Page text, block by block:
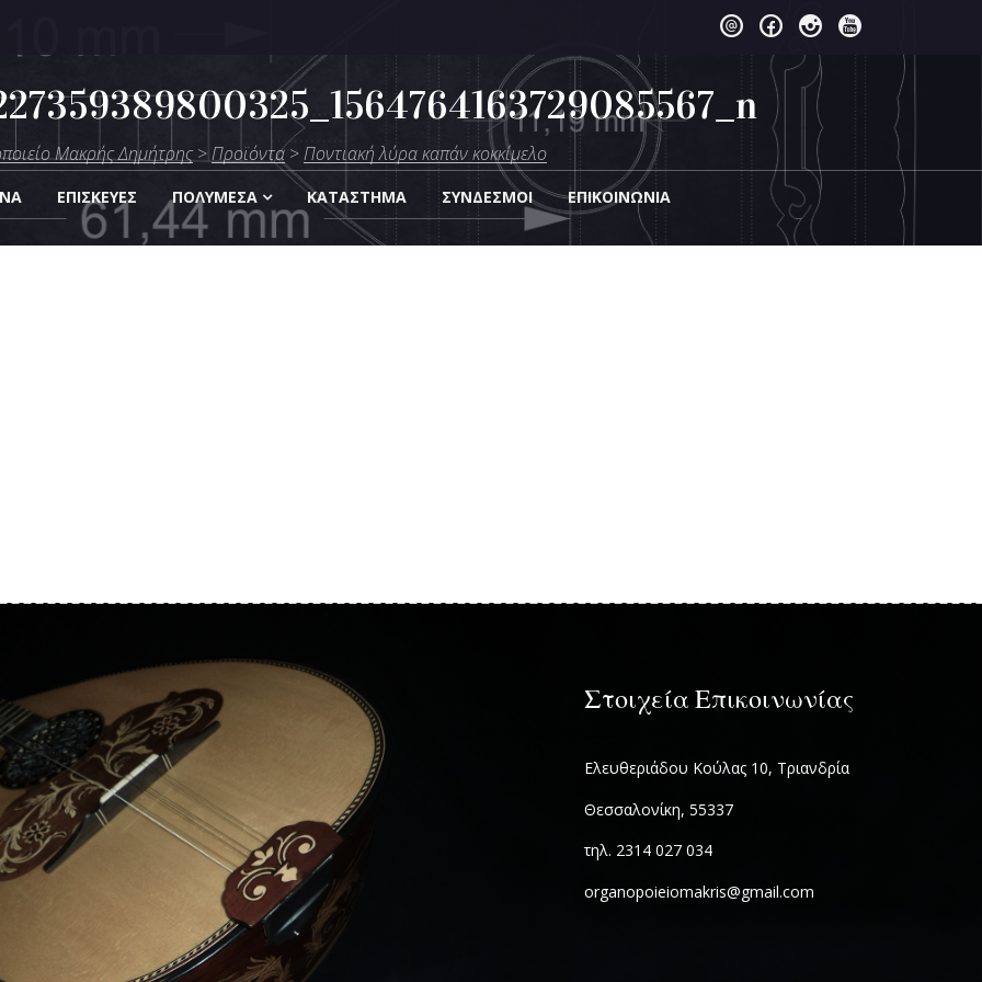
ΕΠΙΣΚΕΎΕΣ ΠΟΛΥΜΈΣΑ KΑΤΆΣΤΗΜΑ ΣΎΝΔΕΣΜΟΙ EΠΙΚΟΙΝΩΝΊΑ
Μακρής Δημήτρης >Προϊόντα>Ποντιακή λύρα καπάν κοκκίμελο
Στοιχεία Επικοινωνίας
Ελευθεριάδου Κούλας 10, Τριανδρία
Θεσσαλονίκη, 55337
τηλ. 2314 027 034
organopoieiomakris@gmail.com